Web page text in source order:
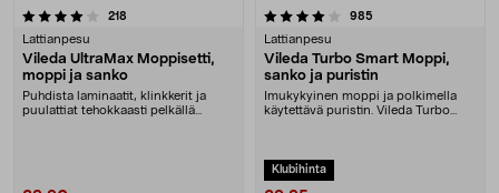
218
Lattianpesu
Vileda UltraMax Moppisetti,
moppi ja sanko
Puhdista laminaatit, klinkkerit ja
puulattiat tehokkaasti pelkällä
4.0 viidestä tähdestä 985
Lattianpesu
Vileda Turbo Smart Moppi,
sanko ja puristin
Imukykyinen moppi ja polkimella
käytettävä puristin. Vileda Turbo
Klubihinta